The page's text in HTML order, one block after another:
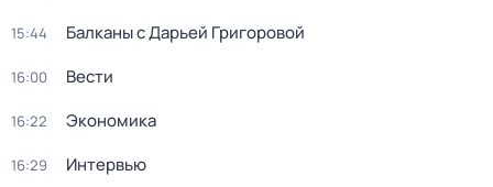
15:44 Балканы с Дарьей Григоровой
16:00 Вести
16:22 Экономика
16:29 Интервью